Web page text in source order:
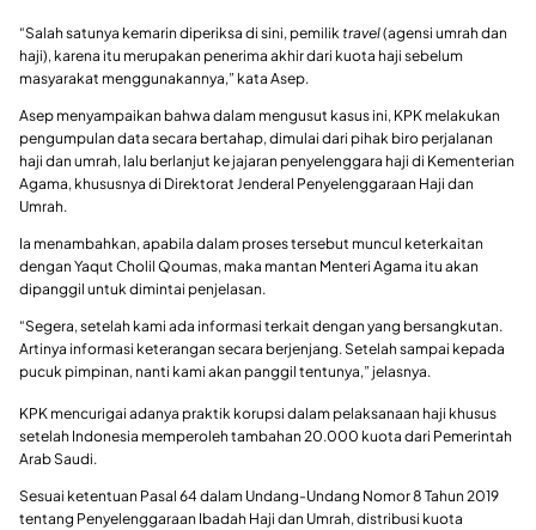
“Salah satunya kemarin diperiksa di sini, pemiliktravel(agensi umrah dan
haji), karena itu merupakan penerima akhir dari kuota haji sebelum
masyarakat menggunakannya,” kata Asep.
Asep menyampaikan bahwa dalam mengusut kasus ini, KPK melakukan
pengumpulan data secara bertahap, dimulai dari pihak biro perjalanan
haji dan umrah, lalu berlanjut ke jajaran penyelenggara haji di Kementerian
Agama, khususnya di Direktorat Jenderal Penyelenggaraan Haji dan
Umrah.
Ia menambahkan, apabila dalam proses tersebut muncul keterkaitan
dengan Yaqut Cholil Qoumas, maka mantan Menteri Agama itu akan
dipanggil untuk dimintai penjelasan.
“Segera, setelah kami ada informasi terkait dengan yang bersangkutan.
Artinya informasi keterangan secara berjenjang. Setelah sampai kepada
pucuk pimpinan, nanti kami akan panggil tentunya,” jelasnya.
KPK mencurigai adanya praktik korupsi dalam pelaksanaan haji khusus
setelah Indonesia memperoleh tambahan 20.000 kuota dari Pemerintah
Arab Saudi.
Sesuai ketentuan Pasal 64 dalam Undang-Undang Nomor 8 Tahun 2019
tentang Penyelenggaraan Ibadah Haji dan Umrah, distribusi kuota